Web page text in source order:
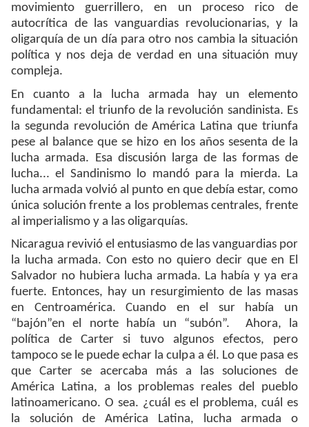
movimiento guerrillero, en un proceso rico de
autocrítica de las vanguardias revolucionarias, y la
oligarquía de un día para otro nos cambia la situación
política y nos deja de verdad en una situación muy
compleja.
En cuanto a la lucha armada hay un elemento
fundamental: el triunfo de la revolución sandinista. Es
la segunda revolución de América Latina que triunfa
pese al balance que se hizo en los años sesenta de la
lucha armada. Esa discusión larga de las formas de
lucha... el Sandinismo lo mandó para la mierda. La
lucha armada volvió al punto en que debía estar, como
única solución frente a los problemas centrales, frente
al imperialismo y a las oligarquías.
Nicaragua revivió el entusiasmo de las vanguardias por
la lucha armada. Con esto no quiero decir que en El
Salvador no hubiera lucha armada. La había y ya era
fuerte. Entonces, hay un resurgimiento de las masas
en Centroamérica. Cuando en el sur había un
“bajón”en el norte había un “subón”. Ahora, la
política de Carter si tuvo algunos efectos, pero
tampoco se le puede echar la culpa a él. Lo que pasa es
que Carter se acercaba más a las soluciones de
América Latina, a los problemas reales del pueblo
latinoamericano. O sea. ¿cuál es el problema, cuál es
la solución de América Latina, lucha armada o